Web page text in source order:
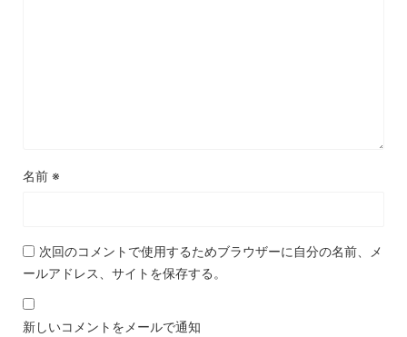
名前 ※
次回のコメントで使用するためブラウザーに自分の名前、メ
ールアドレス、サイトを保存する。
新しいコメントをメールで通知